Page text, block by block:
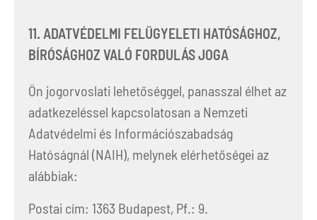
11. ADATVÉDELMI FELÜGYELETI HATÓSÁGHOZ,
BÍRÓSÁGHOZ VALÓ FORDULÁS JOGA
Ön jogorvoslati lehetőséggel, panasszal élhet az
adatkezeléssel kapcsolatosan a Nemzeti
Adatvédelmi és Információszabadság
Hatóságnál (NAIH), melynek elérhetőségei az
alábbiak:
Postai cím: 1363 Budapest, Pf.: 9.